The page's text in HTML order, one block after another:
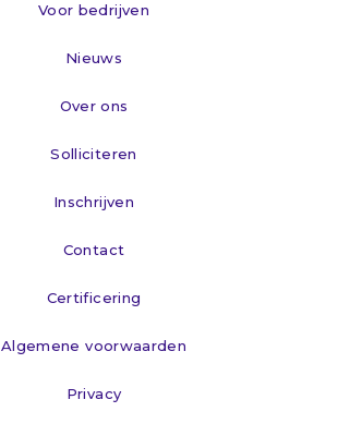
Voor bedrijven
Nieuws
Over ons
Solliciteren
Inschrijven
Contact
Certificering
Algemene voorwaarden
Privacy